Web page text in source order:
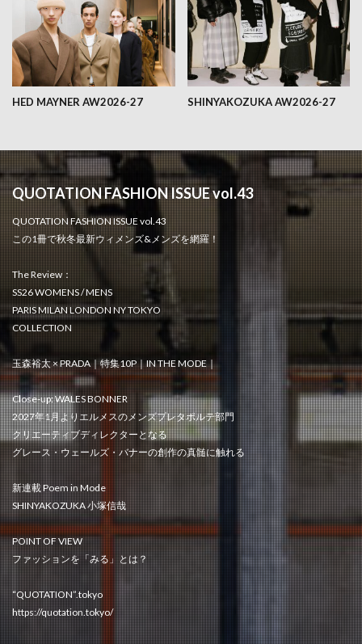
HED MAYNER AW2026-27 SHINYAKOZUKA AW2026-27
QUOTATION FASHION ISSUE vol.43
QUOTATION FASHION ISSUE vol.43
この1冊で秋冬最新ウィメンズ&メンズを網羅！
The Review：
SS26 WOMENS / MENS
PARIS MILAN LONDON NY TOKYO
COLLECTION
玉森裕太 × PRADA｜特集10P｜IN THE MODE｜
Close-up: WALES BONNER
2027年1月よりエルメスのメンズプレタポルテ部門
クリエーティブディレクターとなる
グレース・ウェールズ・バナーの創作の真髄に触れる
新連載 Poem in Mode
SHINYAKOZUKA 小塚信哉
POINT OF VIEW
ファッションを「みる」とは？
“QUOTATION”.tokyo
https://quotation.tokyo/